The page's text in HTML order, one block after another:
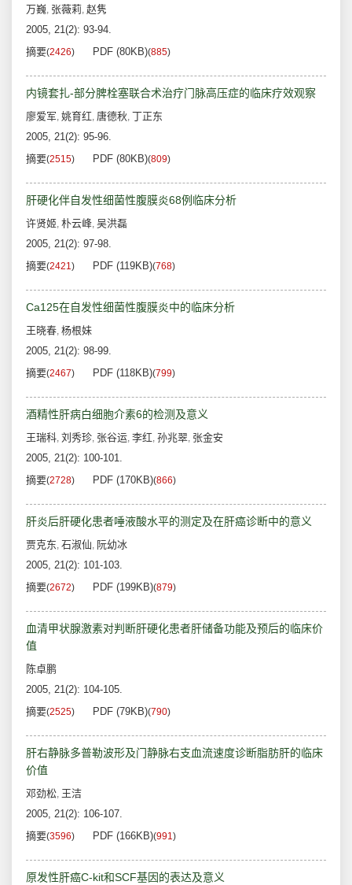
万巍, 张薇莉, 赵隽
2005, 21(2): 93-94.
摘要(2426) PDF (80KB)(885)
内镜套扎-部分脾栓塞联合术治疗门脉高压症的临床疗效观察
廖爱军, 姚育红, 唐德秋, 丁正东
2005, 21(2): 95-96.
摘要(2515) PDF (80KB)(809)
肝硬化伴自发性细菌性腹膜炎68例临床分析
许贤姬, 朴云峰, 吴洪磊
2005, 21(2): 97-98.
摘要(2421) PDF (119KB)(768)
Ca125在自发性细菌性腹膜炎中的临床分析
王晓春, 杨根妹
2005, 21(2): 98-99.
摘要(2467) PDF (118KB)(799)
酒精性肝病白细胞介素6的检测及意义
王瑞科, 刘秀珍, 张谷运, 李红, 孙兆翠, 张金安
2005, 21(2): 100-101.
摘要(2728) PDF (170KB)(866)
肝炎后肝硬化患者唾液酸水平的测定及在肝癌诊断中的意义
贾克东, 石淑仙, 阮幼冰
2005, 21(2): 101-103.
摘要(2672) PDF (199KB)(879)
血清甲状腺激素对判断肝硬化患者肝储备功能及预后的临床价
值
陈卓鹏
2005, 21(2): 104-105.
摘要(2525) PDF (79KB)(790)
肝右静脉多普勒波形及门静脉右支血流速度诊断脂肪肝的临床
价值
邓劲松, 王洁
2005, 21(2): 106-107.
摘要(3596) PDF (166KB)(991)
原发性肝癌C-kit和SCF基因的表达及意义